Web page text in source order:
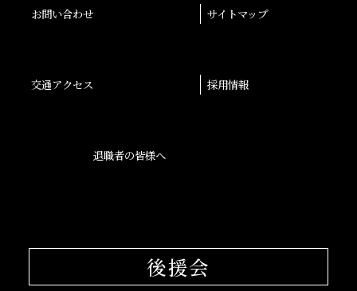
お問い合わせ サイトマップ
交通アクセス 採用情報
退職者の皆様へ
後援会